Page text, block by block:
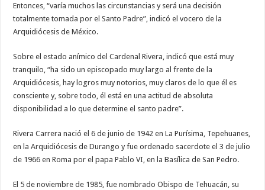
Entonces, “varía muchos las circunstancias y será una decisión
totalmente tomada por el Santo Padre”, indicó el vocero de la
Arquidiócesis de México.
Sobre el estado anímico del Cardenal Rivera, indicó que está muy
tranquilo, “ha sido un episcopado muy largo al frente de la
Arquidiócesis, hay logros muy notorios, muy claros de lo que él es
consciente y, sobre todo, él está en una actitud de absoluta
disponibilidad a lo que determine el santo padre”.
Rivera Carrera nació el 6 de junio de 1942 en La Purísima, Tepehuanes,
en la Arquidiócesis de Durango y fue ordenado sacerdote el 3 de julio
de 1966 en Roma por el papa Pablo VI, en la Basílica de San Pedro.
El 5 de noviembre de 1985, fue nombrado Obispo de Tehuacán, su